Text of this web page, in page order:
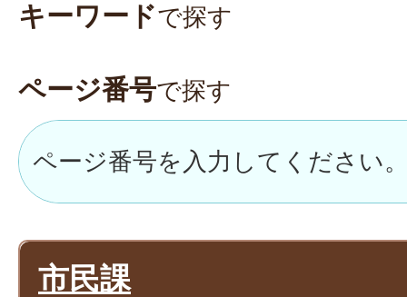
キーワードで探す
ページ番号で探す
市民課